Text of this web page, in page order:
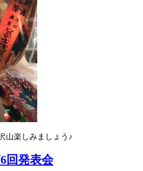
山楽しみましょう♪
回発表会